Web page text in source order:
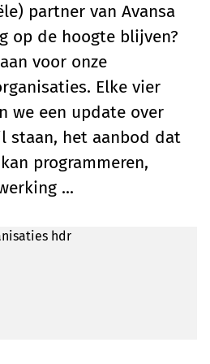
partner van Avansa
op de hoogte blijven?
voor onze
Elke vier
we een update over
staan, het aanbod dat
programmeren,
...